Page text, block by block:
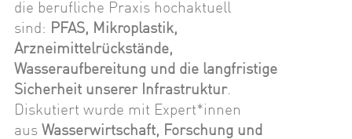
die berufliche Praxis hochaktuell
sind: PFAS, Mikroplastik,
Arzneimittelrückstände,
Wasseraufbereitung und die langfristige
Sicherheit unserer Infrastruktur.
Diskutiert wurde mit Expert*innen
aus Wasserwirtschaft, Forschung und